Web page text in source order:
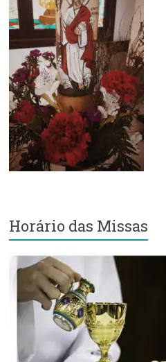
Episcopal
Sé
–
Setor
Bom
Retiro
Horário das Missas